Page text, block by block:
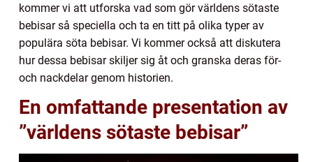
kommer vi att utforska vad som gör världens sötaste
bebisar så speciella och ta en titt på olika typer av
populära söta bebisar. Vi kommer också att diskutera
hur dessa bebisar skiljer sig åt och granska deras för-
och nackdelar genom historien.
En omfattande presentation av
”världens sötaste bebisar”